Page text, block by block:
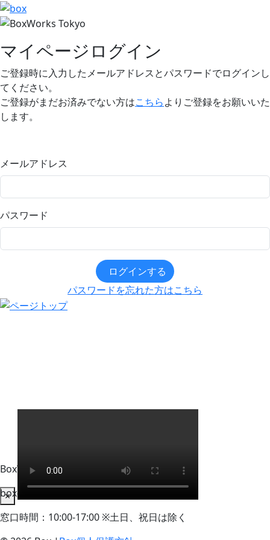
マイページログイン
ご登録時に入力したメールアドレスとパスワードでログインし
てください。
ご登録がまだお済みでない方はこちらよりご登録をお願いいた
します。
メールアドレス
パスワード
ログインする
パスワードを忘れた方はこちら
BoxWorks Tokyo + Osaka 来場者事務局
box-info_registration@event-admin.jp
窓口時間：10:00-17:00 ※土日、祝日は除く
×